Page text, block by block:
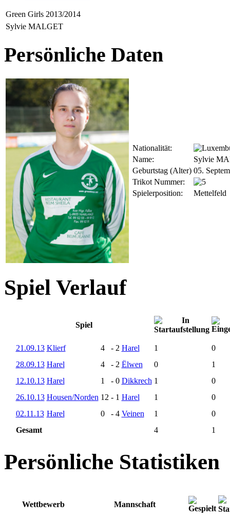
Green Girls 2013/2014
Sylvie MALGET
Persönliche Daten
Nationalität:
Name:
Sylvie
Geburtstag (Alter) 05.
Trikot Nummer:
Spielerposition:
Mettelfeld
Spiel Verlauf
Spiel
21.09.13 Klierf 4 - 2 Harel 1
0
28.09.13 Harel 4 - 2 Ëlwen 0
1
12.10.13 Harel 1 - 0 Dikkrech 1
0
26.10.13 Housen/Norden 12 - 1 Harel 1
0
02.11.13 Harel 0 - 4 Veinen 1
0
Gesamt
4 1
Persönliche Statistiken
Wettbewerb Mannschaft